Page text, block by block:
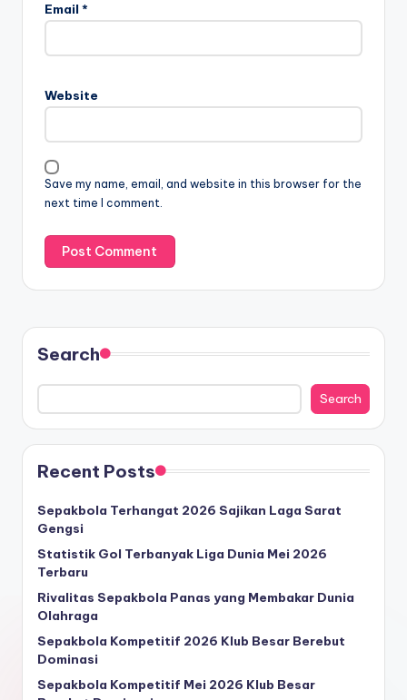
Email *
Website
Save my name, email, and website in this browser for the
next time I comment.
Search
Search
Recent Posts
Sepakbola Terhangat 2026 Sajikan Laga Sarat
Gengsi
Statistik Gol Terbanyak Liga Dunia Mei 2026
Terbaru
Rivalitas Sepakbola Panas yang Membakar Dunia
Olahraga
Sepakbola Kompetitif 2026 Klub Besar Berebut
Dominasi
Sepakbola Kompetitif Mei 2026 Klub Besar